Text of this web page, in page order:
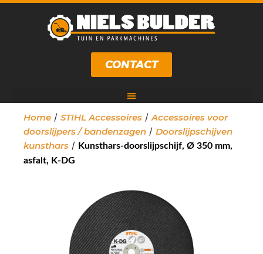
CONTACT
Home / STIHL Accessoires / Accessoires voor
doorslijpers / bandenzagen / Doorslijpschijven
kunsthars / Kunsthars-doorslijpschijf, Ø 350 mm,
asfalt, K-DG